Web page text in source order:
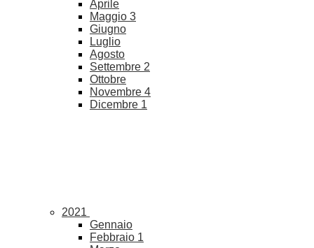
Aprile
Maggio 3
Giugno
Luglio
Agosto
Settembre 2
Ottobre
Novembre 4
Dicembre 1
2021
Gennaio
Febbraio 1